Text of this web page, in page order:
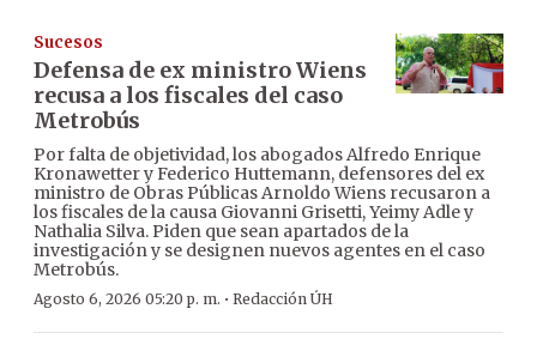
Sucesos
Defensa de ex ministro Wiens
recusa a los fiscales del caso
Metrobús
Por falta de objetividad, los abogados Alfredo Enrique
Kronawetter y Federico Huttemann, defensores del ex
ministro de Obras Públicas Arnoldo Wiens recusaron a
los fiscales de la causa Giovanni Grisetti, Yeimy Adle y
Nathalia Silva. Piden que sean apartados de la
investigación y se designen nuevos agentes en el caso
Metrobús.
Agosto 6, 2026 05:20 p. m. · Redacción ÚH